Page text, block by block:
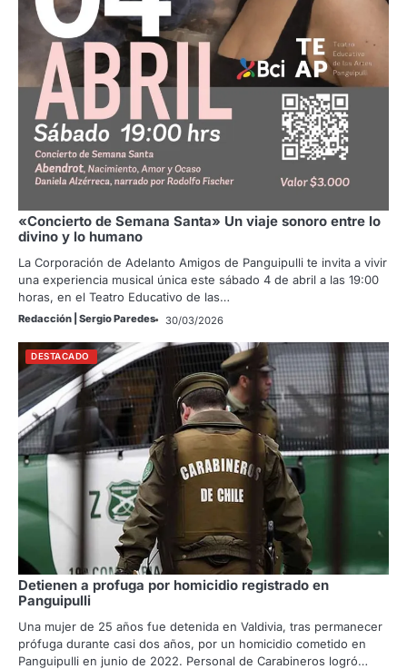
«Concierto de Semana Santa» Un viaje sonoro entre lo
divino y lo humano
La Corporación de Adelanto Amigos de Panguipulli te invita a vivir
una experiencia musical única este sábado 4 de abril a las 19:00
horas, en el Teatro Educativo de las…
Redacción | Sergio Paredes 30/03/2026
DESTACADO
Detienen a profuga por homicidio registrado en
Panguipulli
Una mujer de 25 años fue detenida en Valdivia, tras permanecer
prófuga durante casi dos años, por un homicidio cometido en
Panguipulli en junio de 2022. Personal de Carabineros logró…